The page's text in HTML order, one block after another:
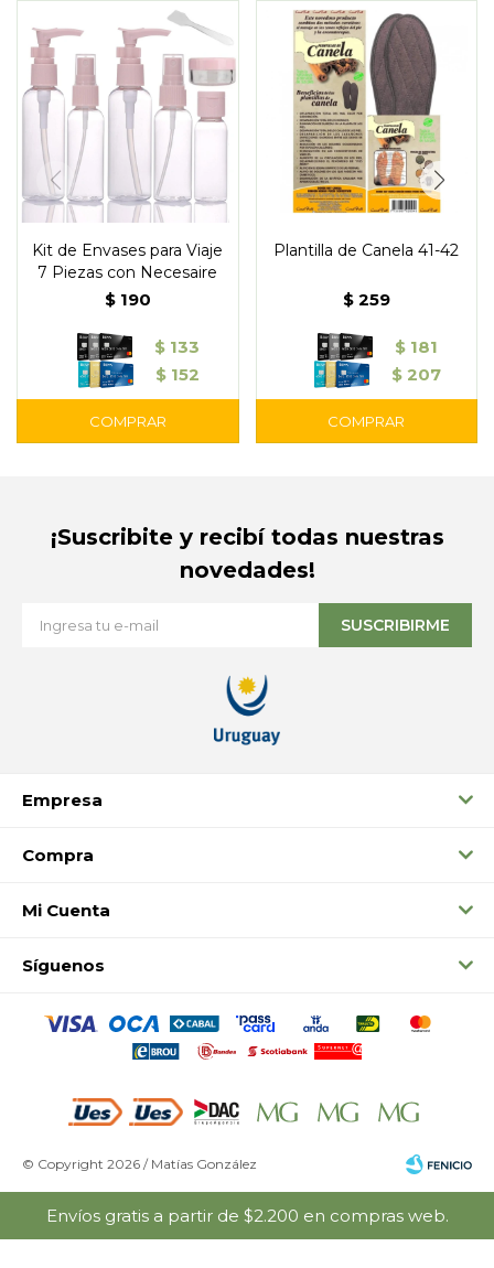
Kit de Envases para Viaje
7 Piezas con Necesaire
$ 190
$ 133
$ 152
Plantilla de Canela 41-42
$ 259
$ 181
$ 207
Empresa
Compra
Mi Cuenta
Síguenos
¡Suscribite y recibí todas nuestras
novedades!
SUSCRIBIRME
© Copyright 2026 / Matías González
Envíos gratis a partir de $2.200 en compras web.